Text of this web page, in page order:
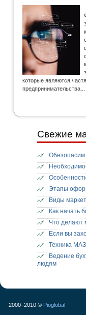
которые являются
предпринимательства...
Свежие
Обезопасим
Этапы
Виды
Как начать
Что делают
Если вы
Техника
Ведение
людям
2000–2010 © Pioglobal